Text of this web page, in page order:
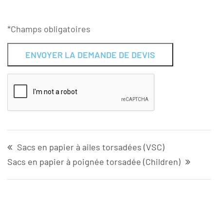
*Champs obligatoires
Sacs en papier à ailes torsadées (VSC)
Sacs en papier à poignée torsadée (Children)